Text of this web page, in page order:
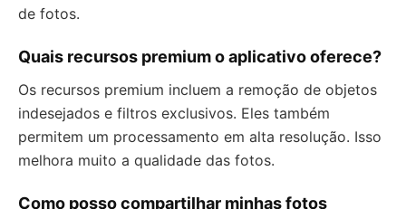
de fotos.
Quais recursos premium o aplicativo oferece?
Os recursos premium incluem a remoção de objetos
indesejados e filtros exclusivos. Eles também
permitem um processamento em alta resolução. Isso
melhora muito a qualidade das fotos.
Como posso compartilhar minhas fotos